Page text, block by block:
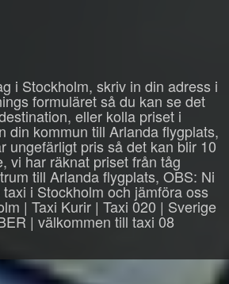
i Stockholm, skriv in din adress i
formuläret så du kan se det
eller kolla priset i
din kommun till Arlanda flygplats,
ungefärligt pris så det kan blir 10
vi har räknat priset från tåg
till Arlanda flygplats, OBS: Ni
i Stockholm och jämföra oss
| Taxi Kurir | Taxi 020 | Sverige
| välkommen till taxi 08